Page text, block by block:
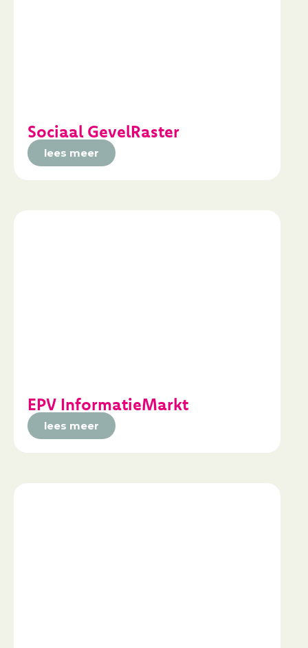
Sociaal GevelRaster
lees meer
EPV InformatieMarkt
lees meer